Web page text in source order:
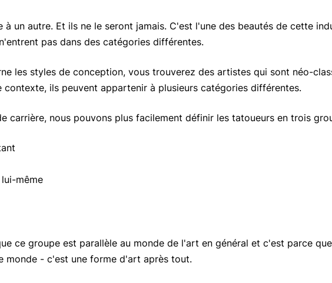
un autre. Et ils ne le seront jamais. C'est l'une des beautés de cette
pas dans des catégories différentes.
les styles de conception, vous trouverez des artistes qui sont néo-
contexte, ils peuvent appartenir à plusieurs catégories différentes.
carrière, nous pouvons plus facilement définir les tatoueurs en trois
même
ce groupe est parallèle au monde de l'art en général et c'est parce
monde - c'est une forme d'art après tout.